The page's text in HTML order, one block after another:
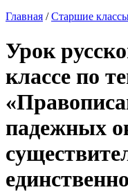
Главная /Старшие
Урок
классе по
падежных